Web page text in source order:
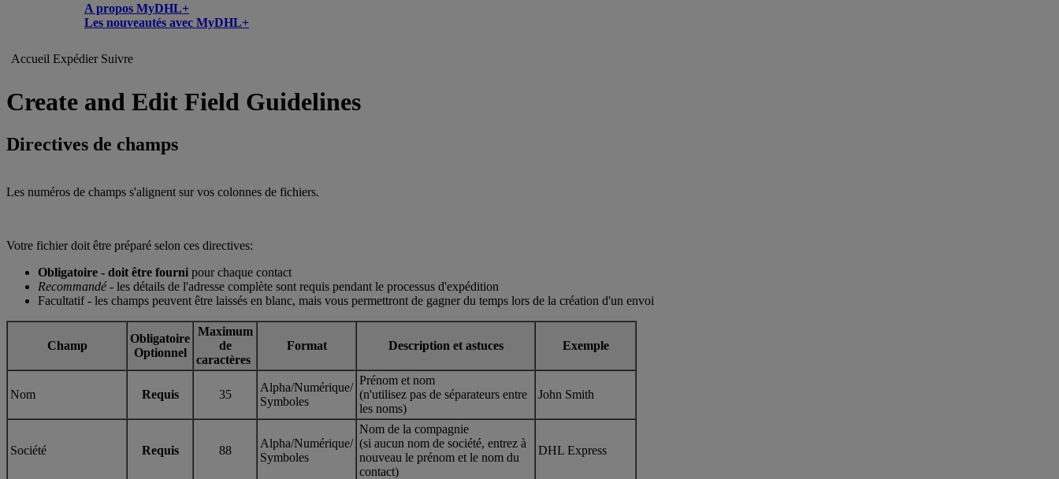
A propos MyDHL+
Les nouveautés avec MyDHL+
Accueil Expédier Suivre
Create and Edit Field Guidelines
Directives de champs
Les numéros de champs s'alignent sur vos colonnes de fichiers.
Votre fichier doit être préparé selon ces directives:
Obligatoire - doit être fourni pour chaque contact
Recommandé- les détails de l'adresse complète sont requis pendant le processus d'expédition
Facultatif - les champs peuvent être laissés en blanc, mais vous permettront de gagner du temps lors de la création d'un envoi
Champ
Obligatoire
Optionnel
Maximum
de
caractères
Format Description et astuces Exemple
Nom Requis 35
Alpha/Numérique/
Symboles
Prénom et nom
(n'utilisez pas de séparateurs entre
les noms)
John Smith
Société Requis 88
Alpha/Numérique/
Symboles
Nom de la compagnie
(si aucun nom de société, entrez à
nouveau le prénom et le nom du
contact)
DHL Express